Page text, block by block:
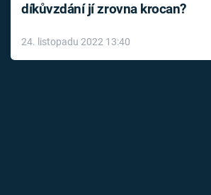
díkůvzdání jí zrovna krocan?
24. listopadu 2022 13:40